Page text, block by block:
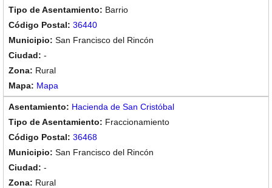
Barrio
36440
San Francisco del Rincón
-
Rural
Mapa
Hacienda de San Cristóbal
Fraccionamiento
36468
San Francisco del Rincón
-
Rural